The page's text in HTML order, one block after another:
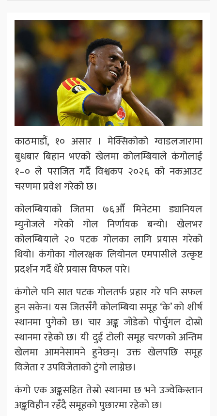
काठमाडौं, १० असार । मेक्सिकोको ग्वाडलजारामा
बुधबार बिहान भएको खेलमा कोलम्बियाले कंगोलाई
१–० ले पराजित गर्दै विश्वकप २०२६ को नकआउट
चरणमा प्रवेश गरेको छ।
कोलम्बियाको जितमा ७६औँ मिनेटमा ड्यानियल
म्युनोजले गरेको गोल निर्णायक बन्यो। खेलभर
कोलम्बियाले २० पटक गोलका लागि प्रयास गरेको
थियो। कंगोका गोलरक्षक लियोनल एमपासीले उत्कृष्ट
प्रदर्शन गर्दै धेरै प्रयास विफल पारे।
कंगोले पनि सात पटक गोलतर्फ प्रहार गरे पनि सफल
हुन सकेन। यस जितसँगै कोलम्बिया समूह ‘के’ को शीर्ष
स्थानमा पुगेको छ। चार अङ्क जोडेको पोर्चुगल दोस्रो
स्थानमा रहेको छ। यी दुई टोली समूह चरणको अन्तिम
खेलमा आमनेसामने हुनेछन्। उक्त खेलपछि समूह
विजेता र उपविजेताको टुंगो लाग्नेछ।
कंगो एक अङ्कसहित तेस्रो स्थानमा छ भने उज्वेकिस्तान
अङ्कविहीन रहँदै समूहको पुछारमा रहेको छ।